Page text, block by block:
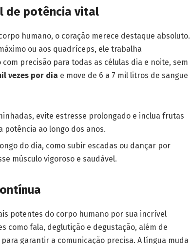
de potência vital
humano, o coração merece destaque absoluto.
ou aos quadríceps, ele trabalha
precisão para todas as células dia e noite, sem
vezes por dia e move de 6 a 7 mil litros de sangue
evite estresse prolongado e inclua frutas
ao longo dos anos.
do dia, como subir escadas ou dançar por
músculo vigoroso e saudável.
potentes do corpo humano por sua incrível
como fala, deglutição e degustação, além de
garantir a comunicação precisa. A língua muda